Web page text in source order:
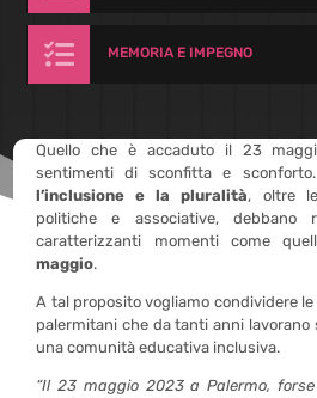
 MEMORIA E IMPEGNO
Quello che è accaduto il 23
sentimenti di sconfitta e
l’inclusione e la pluralità, oltre
politiche e associative, debbano
caratterizzanti momenti come
maggio.
A tal proposito vogliamo condividere
palermitani che da tanti anni
una comunità educativa inclusiva.
“Il 23 maggio 2023 a Palermo,